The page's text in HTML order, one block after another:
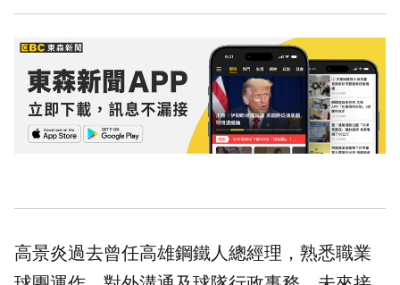
高景炎過去曾任高雄鋼鐵人總經理，熟悉職業